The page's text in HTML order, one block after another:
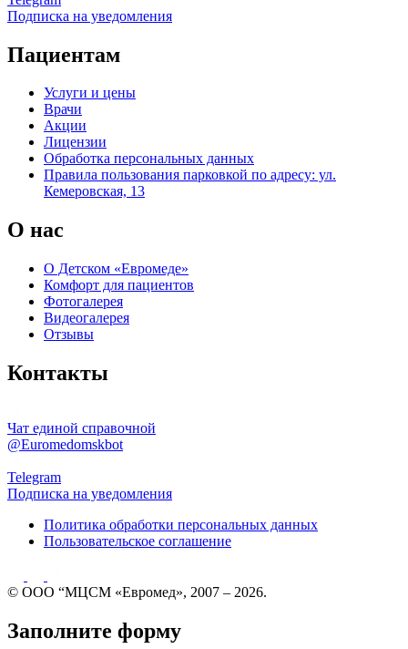
Подписка на уведомления
Пациентам
Услуги и цены
Врачи
Акции
Лицензии
Обработка персональных данных
Правила пользования парковкой по адресу: ул.
Кемеровская, 13
О нас
О Детском «Евромеде»
Комфорт для пациентов
Фотогалерея
Видеогалерея
Отзывы
Контакты
Чат единой справочной
@Euromedomskbot
Telegram
Подписка на уведомления
Политика обработки персональных данных
Пользовательское соглашение
© ООО “МЦСМ «Евромед», 2007 – 2026.
Заполните форму